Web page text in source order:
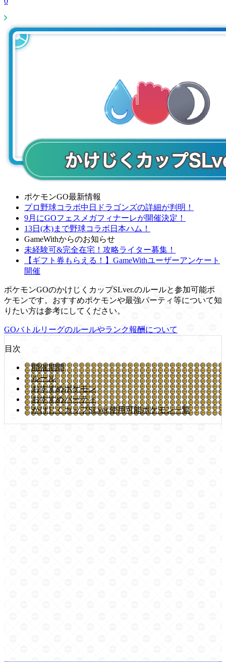
ポケモンGO最新情報
プロ野球コラボ中日ドラゴンズの詳細が判明！
9月にGOフェスメガフィナーレが開催決定！
13日(木)まで野球コラボ日本ハム！
GameWithからのお知らせ
未経験可&完全在宅！攻略ライター募集！
【ギフト券もらえる！】GameWithユーザーアンケート
開催
ポケモンGOのかけじくカップSLver.のルールと参加可能ポ
ケモンです。おすすめポケモンや最強パーティ等について知
りたい方は参考にしてください。
GOバトルリーグのルールやランク報酬について
目次
開催期間
ルール
おすすめポケモン
おすすめパーティ
かけじくカップSLver.使用可能ポケモン一覧